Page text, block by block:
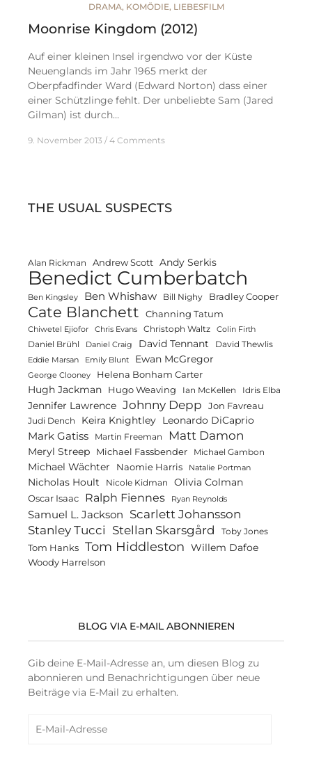
DRAMA, KOMÖDIE, LIEBESFILM
Moonrise Kingdom (2012)
Auf einer kleinen Insel irgendwo vor der Küste
Neuenglands im Jahr 1965 merkt der
Oberpfadfinder Ward (Edward Norton) dass einer
einer Schützlinge fehlt. Der unbeliebte Sam (Jared
Gilman) ist durch…
9. November 2013 4 Comments
THE USUAL SUSPECTS
Alan Rickman Andrew Scott Andy Serkis
Benedict Cumberbatch
Ben Kingsley Ben Whishaw Bill Nighy Bradley Cooper
Cate Blanchett Channing Tatum
Chiwetel Ejiofor Chris Evans Christoph Waltz Colin Firth
Daniel Brühl Daniel Craig David Tennant David Thewlis
Eddie Marsan Emily Blunt Ewan McGregor
George Clooney Helena Bonham Carter
Hugh Jackman Hugo Weaving Ian McKellen Idris Elba
Jennifer Lawrence Johnny Depp Jon Favreau
Judi Dench Keira Knightley Leonardo DiCaprio
Mark Gatiss Martin Freeman Matt Damon
Meryl Streep Michael Fassbender Michael Gambon
Michael Wächter Naomie Harris Natalie Portman
Nicholas Hoult Nicole Kidman Olivia Colman
Oscar Isaac Ralph Fiennes Ryan Reynolds
Samuel L. Jackson Scarlett Johansson
Stanley Tucci Stellan Skarsgård Toby Jones
Tom Hanks Tom Hiddleston Willem Dafoe
Woody Harrelson
BLOG VIA E-MAIL ABONNIEREN
Gib deine E-Mail-Adresse an, um diesen Blog zu
abonnieren und Benachrichtigungen über neue
Beiträge via E-Mail zu erhalten.
Mail-